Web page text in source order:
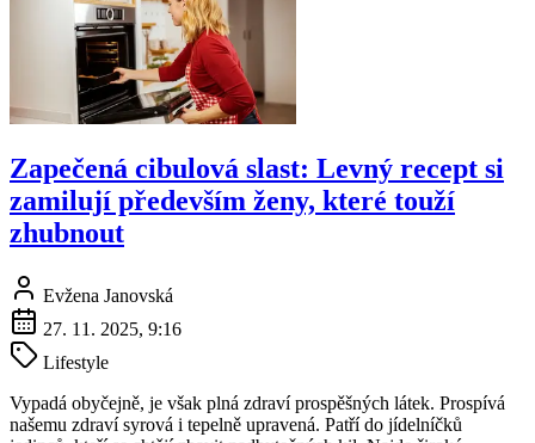
Zapečená cibulová slast: Levný recept si
zamilují především ženy, které touží
zhubnout
Evžena Janovská
27. 11. 2025, 9:16
Lifestyle
Vypadá obyčejně, je však plná zdraví prospěšných látek. Prospívá
našemu zdraví syrová i tepelně upravená. Patří do jídelníčků